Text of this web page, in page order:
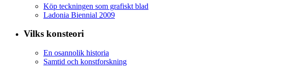
Köp teckningen som grafiskt blad
Ladonia Biennial 2009
Vilks konsteori
En osannolik historia
Samtid och konstforskning